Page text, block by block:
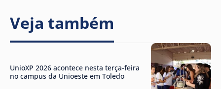
Veja também
UnioXP 2026 acontece nesta terça-feira
no campus da Unioeste em Toledo